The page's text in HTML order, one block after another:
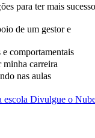
para ter mais sucesso
de um gestor e
comportamentais
minha carreira
nas aulas
escola Divulgue o